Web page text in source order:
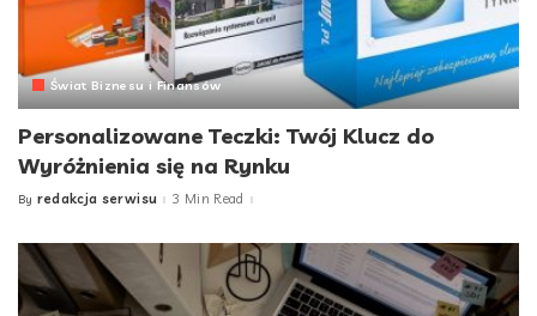
Świat Biznesu i Finansów
Personalizowane Teczki: Twój Klucz do
Wyróżnienia się na Rynku
Posted
By redakcja serwisu 3 Min Read